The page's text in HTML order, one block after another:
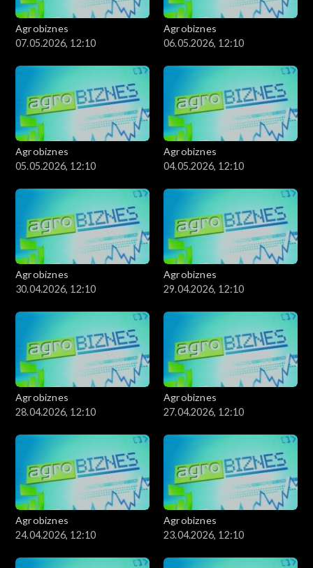
Agrobiznes
07.05.2026, 12:10
Agrobiznes
06.05.2026, 12:10
Agrobiznes
05.05.2026, 12:10
Agrobiznes
04.05.2026, 12:10
Agrobiznes
30.04.2026, 12:10
Agrobiznes
29.04.2026, 12:10
Agrobiznes
28.04.2026, 12:10
Agrobiznes
27.04.2026, 12:10
Agrobiznes
24.04.2026, 12:10
Agrobiznes
23.04.2026, 12:10